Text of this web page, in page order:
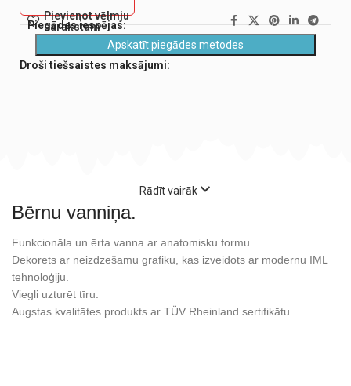
Pievienot vēlmju
sarakstam
Piegādes iespējas:
Apskatīt piegādes metodes
Droši tiešsaistes maksājumi:
Bērnu vanniņa.
Funkcionāla un ērta vanna ar anatomisku formu.
Dekorēts ar neizdzēšamu grafiku, kas izveidots ar modernu IML
tehnoloģiju.
Viegli uzturēt tīru.
Augstas kvalitātes produkts ar TÜV Rheinland sertifikātu.
Rādīt vairāk